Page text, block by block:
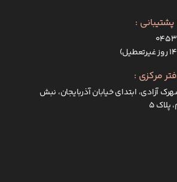
:
مرکزی :
آزادی، ابتدای خیابان آذربایجان، نبش
5